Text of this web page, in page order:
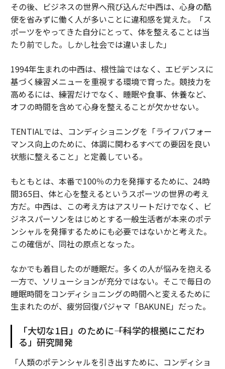
その後、ビジネスの世界へ飛び込んだ中西は、心身の酷
使を省みずに働く人が多いことに違和感を覚えた。「ス
ポーツをやってきた自分にとって、体を整えることは当
たり前でした。しかし社会では違いました」
1994年生まれの中西は、根性論ではなく、エビデンスに
基づく練習メニューを重視する環境で育った。競技力を
高めるには、練習だけでなく、睡眠や食事、休養など、
オフの時間を含めて心身を整えることが欠かせない。
TENTIALでは、コンディショニングを「ライフパフォー
マンス向上のために、体調に関わるすべての要因を良い
状態に整えること」と定義している。
もともとは、本番で100％の力を発揮するために、24時
間365日、体と心を整えるというスポーツの世界の考え
方だ。中西は、この考え方はアスリートだけでなく、ビ
ジネスパーソンをはじめとする一般生活者が本来のポテ
ンシャルを発揮するためにも必要ではないかと考えた。
この確信が、同社の原点となった。
なかでも着目したのが睡眠だ。多くの人が悩みを抱える
一方で、ソリューションが充分ではない。そこで毎日の
睡眠時間をコンディショニングの時間へと変えるために
生まれたのが、疲労回復パジャマ「BAKUNE」だった。
「大切な1日」のために――「科学的根拠にこだわ
る」研究開発
「人類のポテンシャルを引き出すために、コンディショ